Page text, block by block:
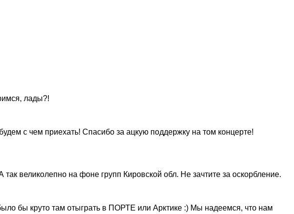
лады?!
с чем приехать! Спасибо за ацкую поддержку на том концерте!
великолепно на фоне групп Кировской обл. Не зачтите за оскорбление.
бы круто там отыграть в ПОРТЕ или Арктике :) Мы надеемся, что нам